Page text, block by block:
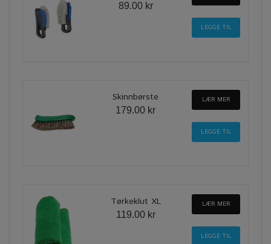
89.00 kr
Skinnbørste
179.00 kr
LÆR MER
Tørkeklut XL
119.00 kr
LÆR MER